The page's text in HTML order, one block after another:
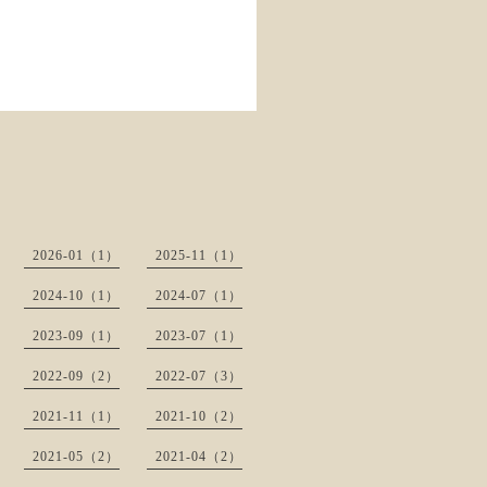
2026-01（1） 2025-11（1）
2024-10（1） 2024-07（1）
2023-09（1） 2023-07（1）
2022-09（2） 2022-07（3）
2021-11（1） 2021-10（2）
2021-05（2） 2021-04（2）